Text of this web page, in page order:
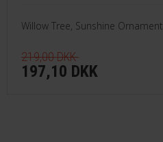
Willow Tree, Sunshine Ornament
219,00 DKK
197,10 DKK